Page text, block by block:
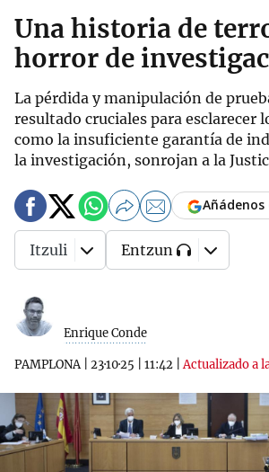
Una historia de
horror de
La pérdida y manipulación de
resultado cruciales para esclarecer
como la insuficiente garantía de
la investigación, sonrojan a la
Enrique Conde
PAMPLONA| 23·10·25 11:42 |Actualizado a
Añádenos
Itzuli Entzun